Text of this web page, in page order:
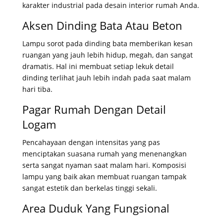
karakter industrial pada desain interior rumah Anda.
Aksen Dinding Bata Atau Beton
Lampu sorot pada dinding bata memberikan kesan
ruangan yang jauh lebih hidup, megah, dan sangat
dramatis. Hal ini membuat setiap lekuk detail
dinding terlihat jauh lebih indah pada saat malam
hari tiba.
Pagar Rumah Dengan Detail
Logam
Pencahayaan dengan intensitas yang pas
menciptakan suasana rumah yang menenangkan
serta sangat nyaman saat malam hari. Komposisi
lampu yang baik akan membuat ruangan tampak
sangat estetik dan berkelas tinggi sekali.
Area Duduk Yang Fungsional